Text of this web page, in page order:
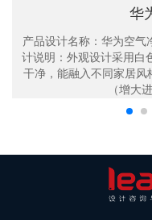
华
产品设计名称：华为空气
计说明：外观设计采用白
干净，能融入不同家居风
（增大